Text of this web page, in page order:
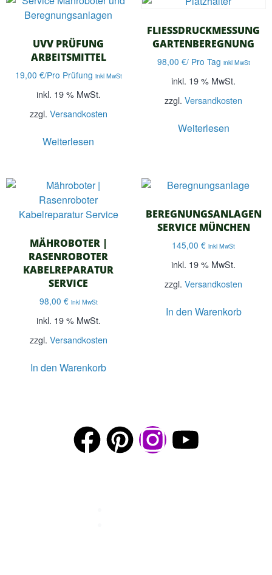
UVV PRÜFUNG
ARBEITSMITTEL
19,00 €/Pro Prüfung inkl MwSt
inkl. 19 % MwSt.
zzgl. Versandkosten
Weiterlesen
FLIESSDRUCKMESSUNG G
ARTENBEREGNUNG
98,00 €/ Pro Tag inkl MwSt
inkl. 19 % MwSt.
zzgl.Versandkosten
Weiterlesen
MÄHROBOTER |
RASENROBOTER
KABELREPARATUR
SERVICE
98,00 € inkl MwSt
inkl. 19 % MwSt.
zzgl. Versandkosten
In den Warenkorb
BEREGNUNGSANLAGEN
SERVICE MÜNCHEN
145,00€ inkl MwSt
inkl. 19 % MwSt.
zzgl.Versandkosten
In den Warenkorb